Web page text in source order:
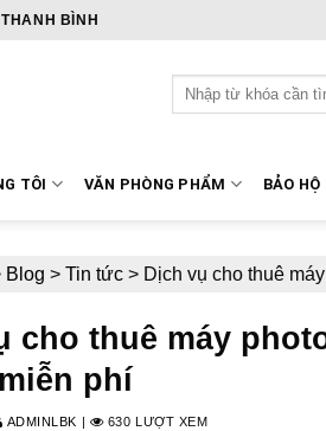
BÌNH
Tìm
kiếm:
TÔI VĂN PHÒNG PHẨM BẢO HỘ
Blog > Tin tức > Dịch vụ cho thuê
cho thuê máy
phí
ADMINLBK 630 LƯỢT XEM